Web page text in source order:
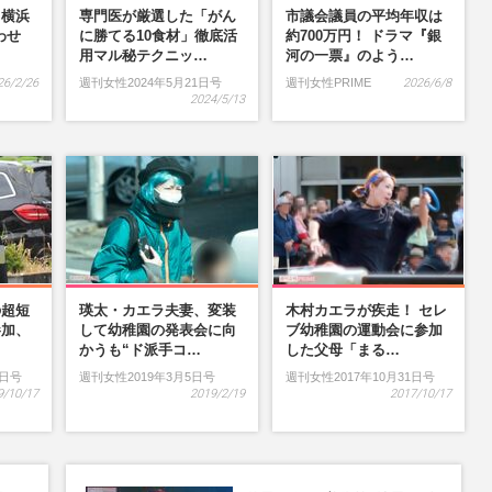
浜
せ
2/26
専門医が厳選した「がん
に勝てる10食材」徹底活
用マル秘テクニッ…
週刊女性2024年5月21日号
2024/5/13
市議会議員の平均年収は
約700万円！ ドラマ『銀
河の一票』のよう…
週刊女性PRIME 2026/6/8
短
、
号
10/17
瑛太・カエラ夫妻、変装
して幼稚園の発表会に向
かうも“ド派手コ…
週刊女性2019年3月5日号
2019/2/19
木村カエラが疾走！ セレ
ブ幼稚園の運動会に参加
した父母「まる…
週刊女性2017年10月31日号
2017/10/17